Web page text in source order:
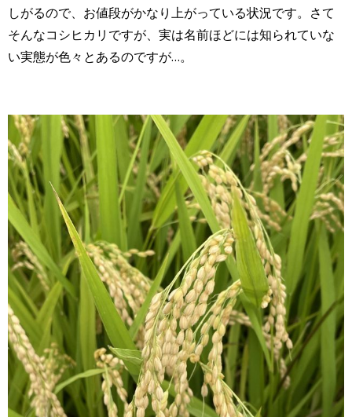
しがるので、お値段がかなり上がっている状況です。さて
そんなコシヒカリですが、実は名前ほどには知られていな
い実態が色々とあるのですが…。